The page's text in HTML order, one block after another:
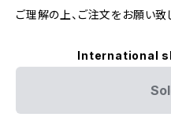
ご理解の上、ご注文をお願い致
International